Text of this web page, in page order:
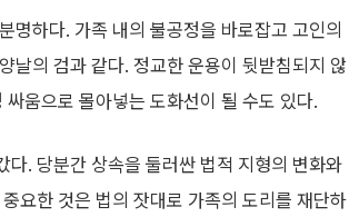
명하다. 가족 내의 불공정을 바로잡고 고인의
날의 검과 같다. 정교한 운용이 뒷받침되지 않
움으로 몰아넣는 도화선이 될 수도 있다.
. 당분간 상속을 둘러싼 법적 지형의 변화와
요한 것은 법의 잣대로 가족의 도리를 재단하